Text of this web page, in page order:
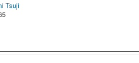
Tsuji